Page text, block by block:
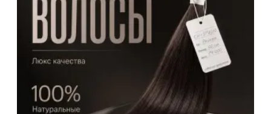
000 ₽
14
000 ₽